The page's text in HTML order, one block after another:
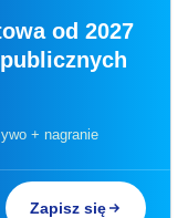
od 2027
+ nagranie
Zapisz się